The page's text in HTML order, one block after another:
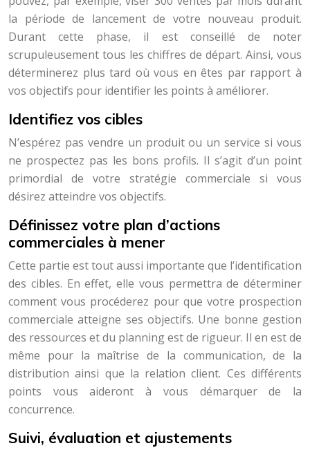
la période de lancement de votre nouveau produit.
Durant cette phase, il est conseillé de noter
scrupuleusement tous les chiffres de départ. Ainsi, vous
déterminerez plus tard où vous en êtes par rapport à
vos objectifs pour identifier les points à améliorer.
Identifiez vos cibles
N’espérez pas vendre un produit ou un service si vous
ne prospectez pas les bons profils. Il s’agit d’un point
primordial de votre stratégie commerciale si vous
désirez atteindre vos objectifs.
Définissez votre plan d’actions
commerciales à mener
Cette partie est tout aussi importante que l’identification
des cibles. En effet, elle vous permettra de déterminer
comment vous procéderez pour que votre prospection
commerciale atteigne ses objectifs. Une bonne gestion
des ressources et du planning est de rigueur. Il en est de
même pour la maîtrise de la communication, de la
distribution ainsi que la relation client. Ces différents
points vous aideront à vous démarquer de la
concurrence.
Suivi, évaluation et ajustements